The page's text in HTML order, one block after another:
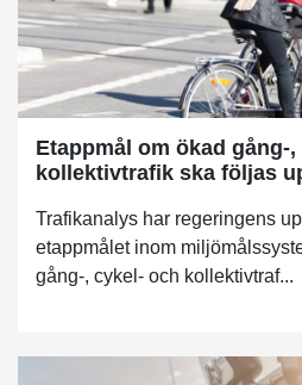
Etappmål om ökad gång-
kollektivtrafik ska följas
Trafikanalys har regeringens
etappmålet inom
gång-, cykel- och kollektivtraf...